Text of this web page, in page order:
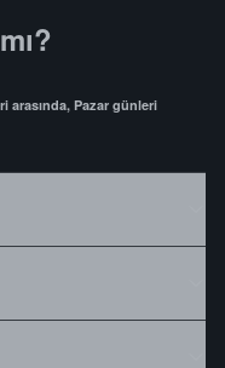
arasında, Pazar günleri